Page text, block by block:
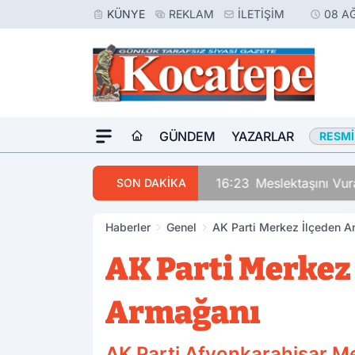
KÜNYE REKLAM İLETIŞIM 08
GÜNDEM YAZARLAR
SON DAKİKA 16:23 Meslektaşını
Haberler Genel AK Parti Merkez İlçeden
AK Parti
Armağanı